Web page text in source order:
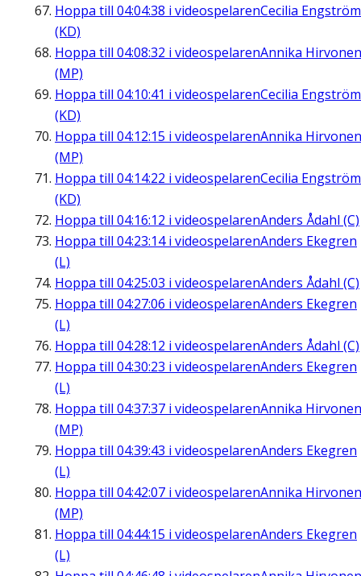
Hoppa till 04:04:38 i videospelarenCecilia Engström
(KD)
Hoppa till 04:08:32 i videospelarenAnnika Hirvonen
(MP)
Hoppa till 04:10:41 i videospelarenCecilia Engström
(KD)
Hoppa till 04:12:15 i videospelarenAnnika Hirvonen
(MP)
Hoppa till 04:14:22 i videospelarenCecilia Engström
(KD)
Hoppa till 04:16:12 i videospelarenAnders Ådahl (C)
Hoppa till 04:23:14i videospelarenAnders Ekegren
(L)
Hoppa till 04:25:03 i videospelarenAnders Ådahl (C)
Hoppa till 04:27:06 i videospelarenAnders Ekegren
(L)
Hoppa till 04:28:12 i videospelarenAnders Ådahl (C)
Hoppa till 04:30:23 i videospelarenAnders Ekegren
(L)
Hoppa till 04:37:37 i videospelarenAnnika Hirvonen
(MP)
Hoppa till 04:39:43 i videospelarenAnders Ekegren
(L)
Hoppa till 04:42:07 i videospelarenAnnika Hirvonen
(MP)
Hoppa till 04:44:15 i videospelarenAnders Ekegren
(L)